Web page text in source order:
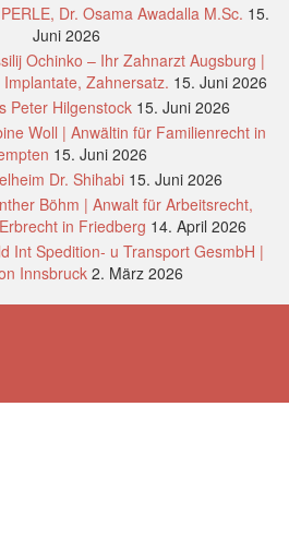
Dr. Osama Awadalla M.Sc. 15.
Juni 2026
Ochinko – Ihr Zahnarzt Augsburg |
Zahnersatz. 15. Juni 2026
Peter Hilgenstock 15. Juni 2026
Woll | Anwältin für Familienrecht in
15. Juni 2026
Dr. Shihabi 15. Juni 2026
Böhm | Anwalt für Arbeitsrecht,
in Friedberg 14. April 2026
Int Spedition- u Transport GesmbH |
Innsbruck 2. März 2026